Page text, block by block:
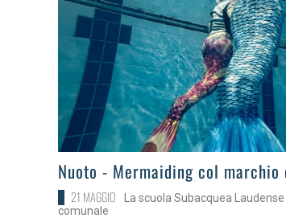
>
Nuoto - Mermaiding col marchio
21 MAGGIO
La scuola Subacquea
comunale